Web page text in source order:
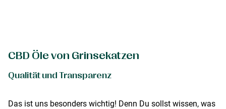
CBD Öle von Grinsekatzen
Qualität und Transparenz
Das ist uns besonders wichtig! Denn Du sollst wissen, was